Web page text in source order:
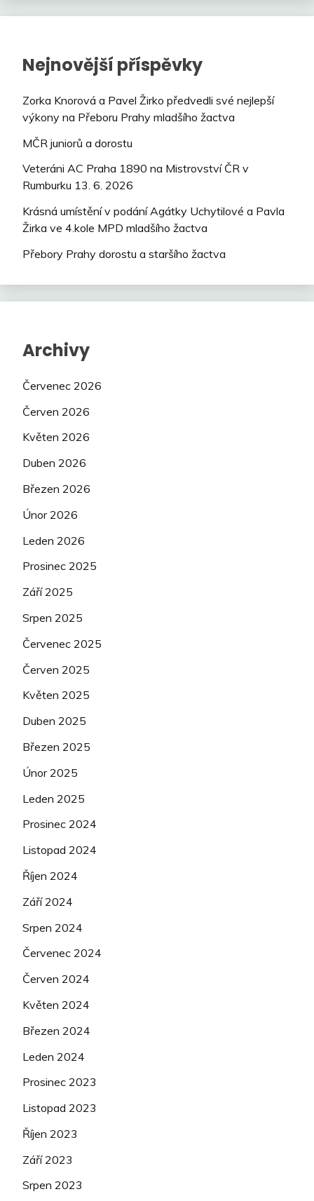
Nejnovější příspěvky
Zorka Knorová a Pavel Žirko předvedli své nejlepší
výkony na Přeboru Prahy mladšího žactva
MČR juniorů a dorostu
Veteráni AC Praha 1890 na Mistrovství ČR v
Rumburku 13. 6. 2026
Krásná umístění v podání Agátky Uchytilové a Pavla
Žirka ve 4.kole MPD mladšího žactva
Přebory Prahy dorostu a staršího žactva
Archivy
Červenec 2026
Červen 2026
Květen 2026
Duben 2026
Březen 2026
Únor 2026
Leden 2026
Prosinec 2025
Září 2025
Srpen 2025
Červenec 2025
Červen 2025
Květen 2025
Duben 2025
Březen 2025
Únor 2025
Leden 2025
Prosinec 2024
Listopad 2024
Říjen 2024
Září 2024
Srpen 2024
Červenec 2024
Červen 2024
Květen 2024
Březen 2024
Leden 2024
Prosinec 2023
Listopad 2023
Říjen 2023
Září 2023
Srpen 2023